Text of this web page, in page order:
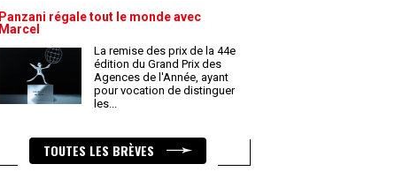
Panzani régale tout le monde avec
Marcel
La remise des prix de la 44e
édition du Grand Prix des
Agences de l'Année, ayant
pour vocation de distinguer
les...
TOUTES LES BRÈVES